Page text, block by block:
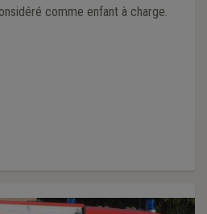
comme enfant à charge.